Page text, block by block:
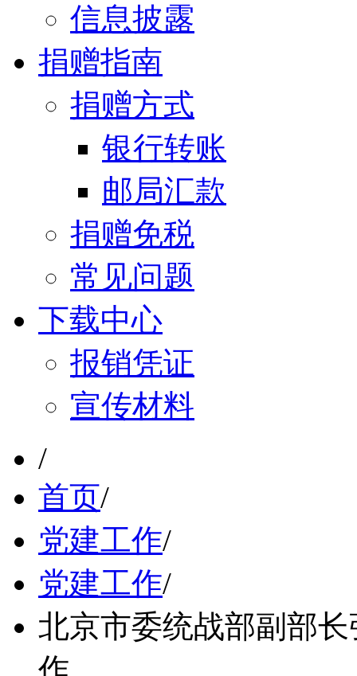
信息披露
捐赠指南
捐赠方式
银行转账
邮局汇款
捐赠免税
常见问题
下载中心
报销凭证
宣传材料
/
首页/
党建工作/
党建工作/
北京市委统战部副部
作